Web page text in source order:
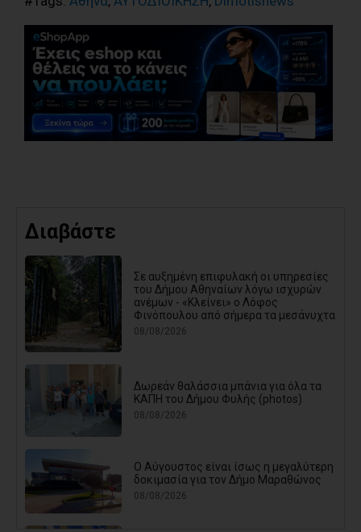
Διαβάστε
Σε αυξημένη επιφυλακή οι υπηρεσίες
του Δήμου Αθηναίων λόγω ισχυρών
ανέμων - «Κλείνει» ο Λόφος
Φινόπουλου από σήμερα τα μεσάνυχτα
08/08/2026
Δωρεάν θαλάσσια μπάνια για όλα τα
ΚΑΠΗ του Δήμου Φυλής (photos)
08/08/2026
Ο Αύγουστος είναι ίσως η μεγαλύτερη
δοκιμασία για τον Δήμο Μαραθώνος
08/08/2026